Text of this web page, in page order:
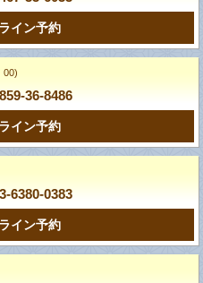
イン予約
00)
36-8486
イン予約
6380-0383
イン予約